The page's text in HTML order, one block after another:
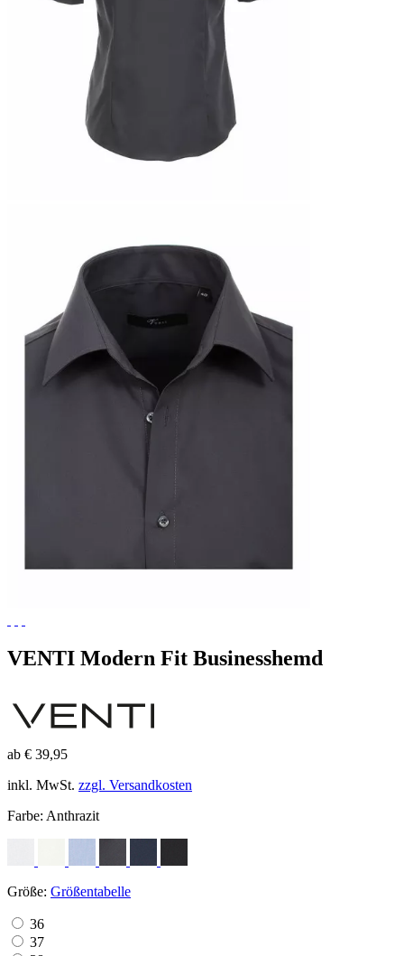
VENTI Modern Fit Businesshemd
ab € 39,95
inkl. MwSt. zzgl. Versandkosten
Farbe: Anthrazit
Größe: Größentabelle
36
37